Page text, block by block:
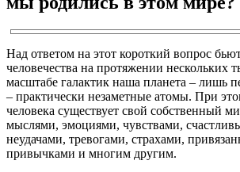
Над ответом на этот короткий вопрос
человечества на протяжении нескольких
масштабе галактик наша планета – лишь
– практически незаметные атомы. При
человека существует свой собственный
мыслями, эмоциями, чувствами,
неудачами, тревогами, страхами,
привычками и многим другим.